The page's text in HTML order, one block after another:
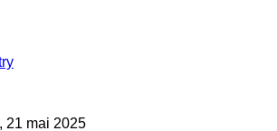
21 mai 2025